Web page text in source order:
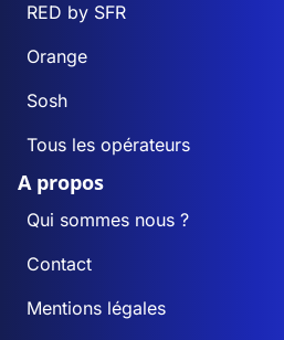
RED by SFR
Orange
Sosh
Tous les opérateurs
A propos
Qui sommes nous ?
Contact
Mentions légales